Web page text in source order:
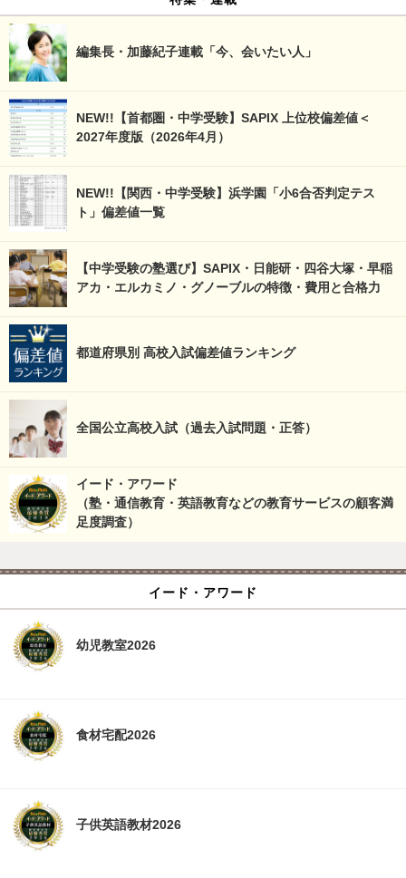
編集長・加藤紀子連載「今、会いたい人」
NEW!!【首都圏・中学受験】SAPIX 上位校偏差値＜
2027年度版（2026年4月）
NEW!!【関西・中学受験】浜学園「小6合否判定テス
ト」偏差値一覧
【中学受験の塾選び】SAPIX・日能研・四谷大塚・早稲
アカ・エルカミノ・グノーブルの特徴・費用と合格力
都道府県別 高校入試偏差値ランキング
全国公立高校入試（過去入試問題・正答）
イード・アワード
（塾・通信教育・英語教育などの教育サービスの顧客満
足度調査）
イード・アワード
幼児教室2026
食材宅配2026
子供英語教材2026